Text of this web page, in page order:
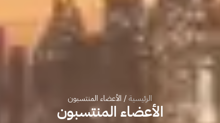
الرئيسية/ الأعضاء المنتسبون
الأعضاء المنتسبون